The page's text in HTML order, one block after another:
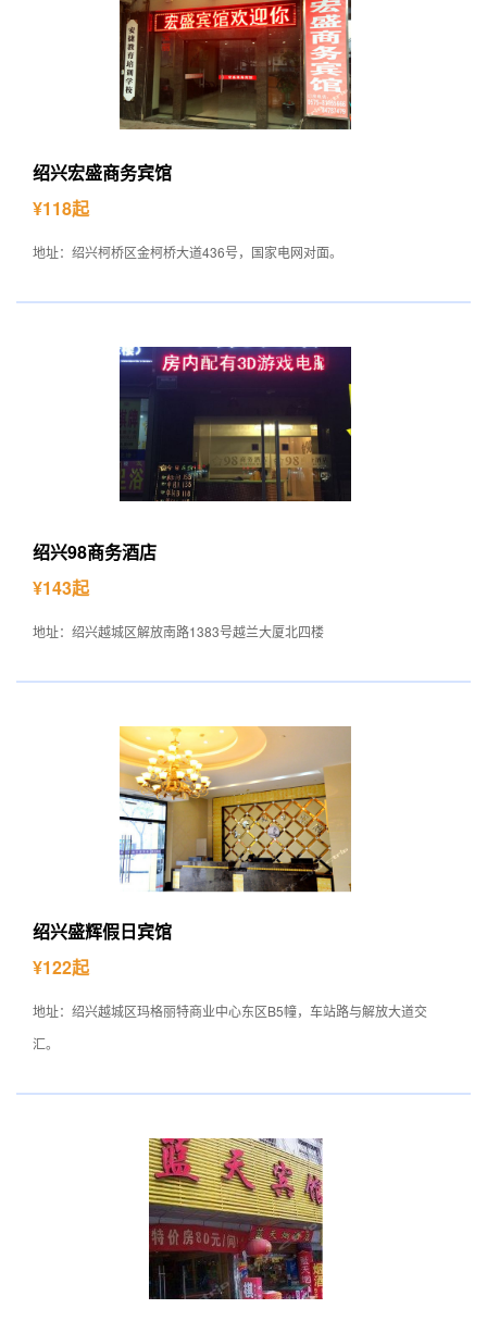
绍兴宏盛商务宾馆
¥118起
地址：绍兴柯桥区金柯桥大道436号，国家电网对面。
绍兴98商务酒店
¥143起
地址：绍兴越城区解放南路1383号越兰大厦北四楼
绍兴盛辉假日宾馆
¥122起
地址：绍兴越城区玛格丽特商业中心东区B5幢，车站路与解放大道交
汇。